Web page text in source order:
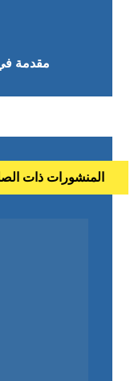
مقدمة
المنشورات ذات